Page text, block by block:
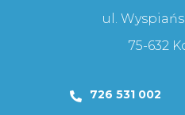
ul.
75-632
726 531 002